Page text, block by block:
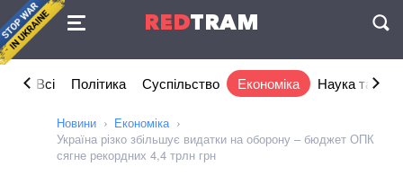
REDTRAM
Угода
Всі Політика Суспільство Економіка Наука та IT
Новини
Економіка
Україна різко збільшує видатки на оборону – бюджет ОПК
сягне рекордних 4,4 трлн грн